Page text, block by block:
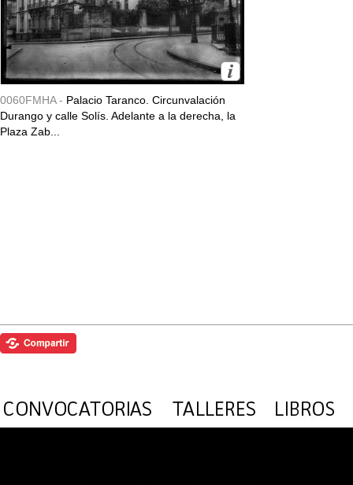
0060FMHA - Palacio Taranco. Circunvalación
Durango y calle Solís. Adelante a la derecha, la
Plaza Zab...